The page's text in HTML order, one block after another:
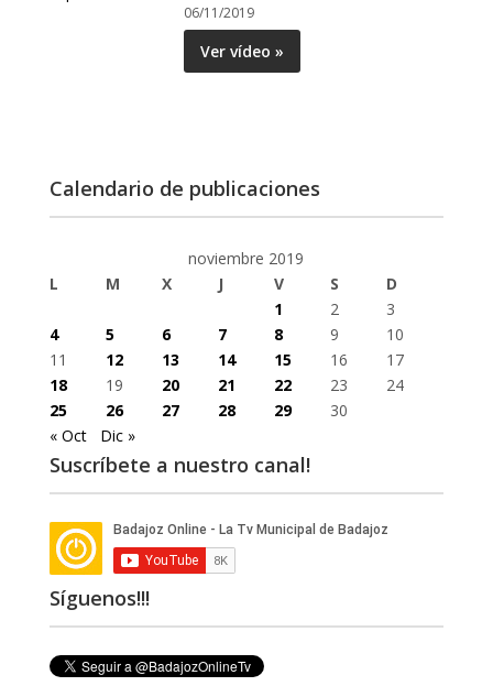
06/11/2019
Ver vídeo »
Calendario de publicaciones
noviembre 2019
L
M X J V S
D
1
2
3
4
5 6 7 8 9
10
11
12 13 14 15 16
17
18
19 20 21 22 23
24
25
26 27 28 29
30
« Oct
Dic »
Suscríbete a nuestro canal!
Síguenos!!!